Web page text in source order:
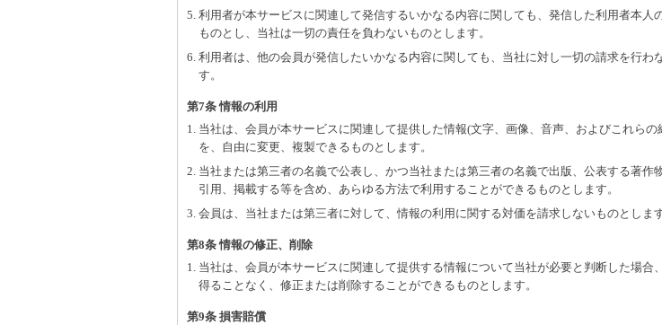
5. 利用者が本サービスに関連して発信するいかなる内容に関しても、発信した利用者本人
ものとし、当社は一切の責任を負わないものとします。
6. 利用者は、他の会員が発信したいかなる内容に関しても、当社に対し一切の請求を行わ
す。
第7条 情報の利用
1. 当社は、会員が本サービスに関連して提供した情報(文字、画像、音声、およびこれらの
を、自由に変更、複製できるものとします。
2. 当社または第三者の名義で公表し、かつ当社または第三者の名義で出版、公表する著作
引用、掲載する等を含め、あらゆる方法で利用することができるものとします。
3. 会員は、当社または第三者に対して、情報の利用に関する対価を請求しないものとします
第8条 情報の修正、削除
1. 当社は、会員が本サービスに関連して提供する情報について当社が必要と判断した場合
得ることなく、修正または削除することができるものとします。
第9条 損害賠償